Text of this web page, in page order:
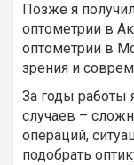
Позже я
оптометрии в
оптометрии в
зрения и
За годы работы
случаев –
операций,
подобрать